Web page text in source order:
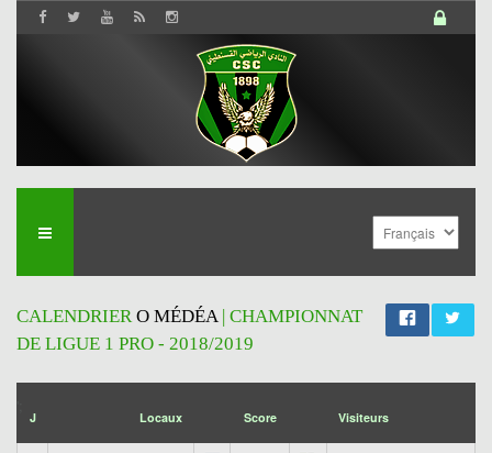
CALENDRIERO MÉDÉA| CHAMPIONNAT
DE LIGUE 1 PRO - 2018/2019
J Locaux Score Visiteurs